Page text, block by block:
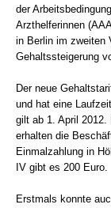
der
Arzthelferinnen
in Berlin im zweiten
Gehaltssteigerung
Der neue
und hat eine
gilt ab 1. April 2012.
erhalten die
Einmalzahlung in
IV gibt es 200 Euro.
Erstmals konnte